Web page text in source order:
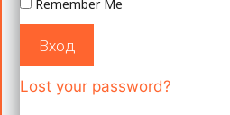
Remember Me
Вход
Lost your password?